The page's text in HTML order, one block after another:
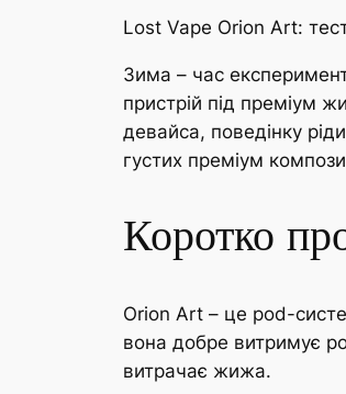
Lost Vape Orion Art:
Зима – час
пристрій під преміум
девайса, поведінку
густих преміум
Коротко
Orion Art – це pod-
вона добре витримує
витрачає жижа.